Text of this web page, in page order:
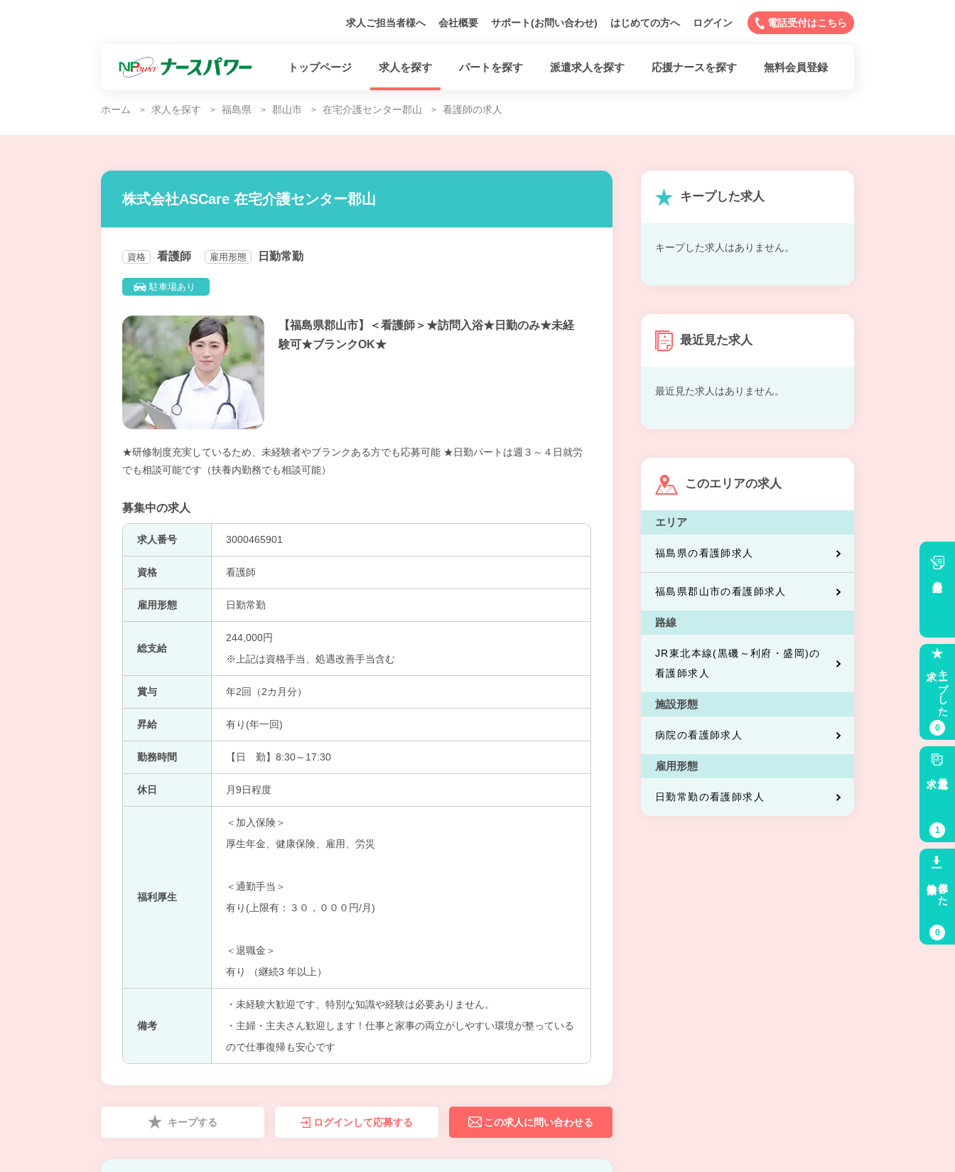
求人ご担当者様へ 会社概要 サポート(お問い合わせ) はじめての方へ ログイン 電話受付はこちら
トップページ 求人を探す パートを探す 派遣求人を探す 応援ナースを探す 無料会員登録
ホーム 求人を探す 福島県 郡山市 在宅介護センター郡山 看護師の求人
株式会社ASCare 在宅介護センター郡山
資格 看護師 雇用形態 日勤常勤
駐車場あり
【福島県郡山市】＜看護師＞★訪問入浴★日勤のみ★未経
験可★ブランクOK★
★研修制度充実しているため、未経験者やブランクある方でも応募可能 ★日勤パートは週３～４日就労
でも相談可能です（扶養内勤務でも相談可能）
募集中の求人
求人番号 3000465901
資格 看護師
雇用形態 日勤常勤
総支給
244,000円
※上記は資格手当、処遇改善手当含む
賞与 年2回（2カ月分）
昇給 有り(年一回)
勤務時間 【日 勤】8:30～17:30
休日 月9日程度
福利厚生
＜加入保険＞
厚生年金、健康保険、雇用、労災
＜通勤手当＞
有り(上限有：３０，０００円/月)
＜退職金＞
有り （継続3 年以上）
備考
・未経験大歓迎です、特別な知識や経験は必要ありません。
・主婦・主夫さん歓迎します！仕事と家事の両立がしやすい環境が整っている
ので仕事復帰も安心です
キープする ログインして応募する この求人に問い合わせる
キープした求人
キープした求人はありません。
最近見た求人
最近見た求人はありません。
このエリアの求人
エリア
福島県の看護師求人
福島県郡山市の看護師求人
路線
JR東北本線(黒磯～利府・盛岡)の
看護師求人
施設形態
病院の看護師求人
雇用形態
日勤常勤の看護師求人
キープした
0
最近見た
1
保存した
0